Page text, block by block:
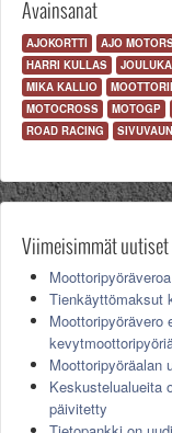
Avainsanat
AJOKORTTI AJO
HARRI KULLAS
MIKA KALLIO
MOTOCROSS
MOTOGP
ROAD RACING
Viimeisimmät uutiset
Tienkäyttömaksut
Moottoripyörävero
Moottoripyöräalan
Keskustelualueita
päivitetty